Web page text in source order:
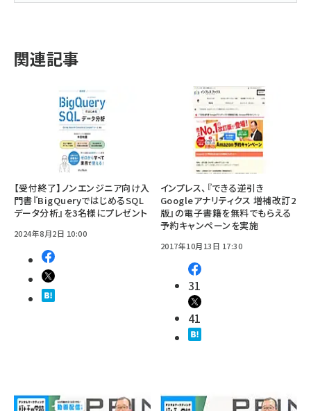
関連記事
【受付終了】ノンエンジニア向け入
門書『BigQueryではじめるSQL
データ分析』を3名様にプレゼント
2024年8月2日 10:00
インプレス、『できる逆引き
Googleアナリティクス 増補改訂2
版』の電子書籍を無料でもらえる
予約キャンペーンを実施
2017年10月13日 17:30
31
41